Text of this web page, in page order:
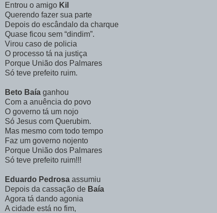
Entrou o amigo Kil
Querendo fazer sua parte
Depois do escândalo da charque
Quase ficou sem “dindim”.
Virou caso de policia
O processo tá na justiça
Porque União dos Palmares
Só teve prefeito ruim.
Beto Baía ganhou
Com a anuência do povo
O governo tá um nojo
Só Jesus com Querubim.
Mas mesmo com todo tempo
Faz um governo nojento
Porque União dos Palmares
Só teve prefeito ruim!!!
Eduardo Pedrosa assumiu
Depois da cassação de Baía
Agora tá dando agonia
A cidade está no fim,